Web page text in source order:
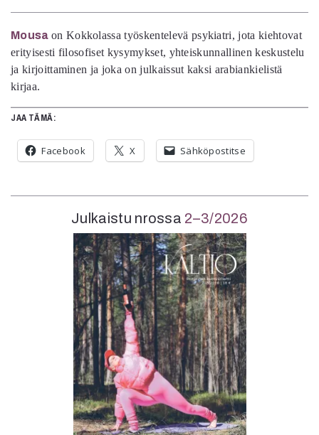
Mousa on Kokkolassa työskentelevä psykiatri, jota kiehtovat
erityisesti filosofiset kysymykset, yhteiskunnallinen keskustelu
ja kirjoittaminen ja joka on julkaissut kaksi arabiankielistä
kirjaa.
Julkaistu nrossa 2–3/2026
JAA TÄMÄ:
Facebook X Sähköpostitse